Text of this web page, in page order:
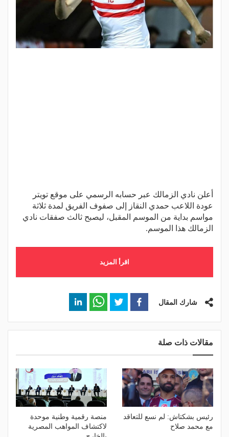
أعلن نادي الزمالك عبر حسابه الرسمي على موقع تويتر
عودة اللاعب حمدي النقاز إلى صفوف الفريق لمدة ثلاثة
مواسم بداية من الموسم المقبل، ليصبح ثالث صفقات نادي
الزمالك هذا الموسم.
اقرأ المزيد
شارك المقال
مقالات ذات صلة
رئيس بشكتاش: لم نسع للتعاقد
مع محمد صلاح
منصة رقمية وطنية موحدة
لاكتشاف المواهب المصرية